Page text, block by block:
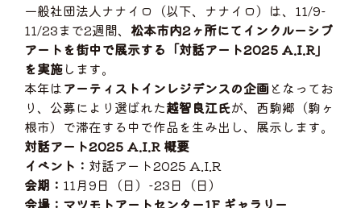
一般社団法人ナナイロ（以下、ナナイロ）は、11/9-
11/23まで2週間、 松本市内2ヶ所にてインクルーシブ
アートを街中で展示する「対話アート2025 A.I.R」
を実施します。
本年はアーティストインレジデンスの企画 となってお
り、公募により選ばれた越智良江氏が、西駒郷（駒ヶ
根市）で滞在する中で作品を生み出し、展示します。
対話アート2025 A.I.R 概要
イベント： 対話アート2025 A.I.R
会期： 11月9日（日）-23日（日）